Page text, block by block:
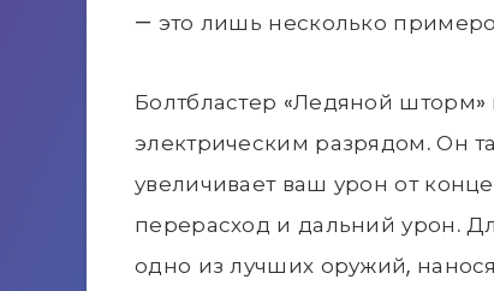
— это лишь несколько
Болтбластер «Ледяной
электрическим разрядом. Он
увеличивает ваш урон от
перерасход и дальний урон.
одно из лучших оружий,